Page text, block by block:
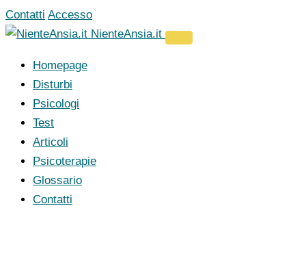
Vai
al
Contatti Accesso
NienteAnsia.it
Homepage
Disturbi
Psicologi
Test
Articoli
Psicoterapie
Glossario
Contatti